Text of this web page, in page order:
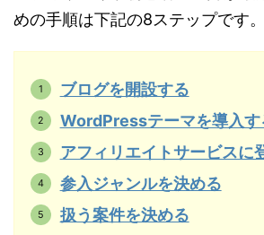
めの手順は下記の8ステップです。
ブログを開設する
WordPressテーマを導入す
アフィリエイトサービスに
参入ジャンルを決める
扱う案件を決める